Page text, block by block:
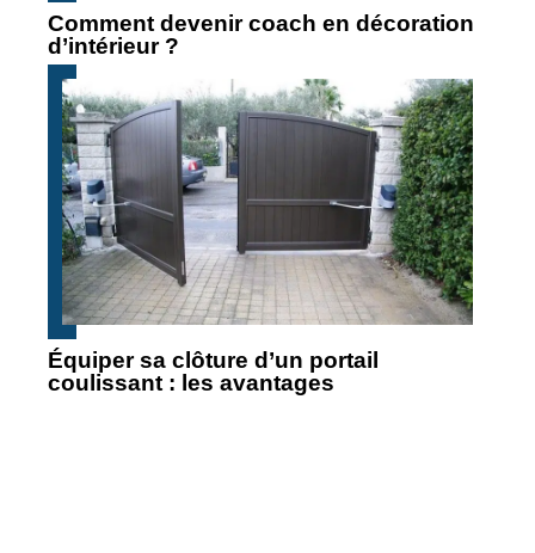
Comment devenir coach en décoration
d’intérieur ?
Équiper sa clôture d’un portail
coulissant : les avantages